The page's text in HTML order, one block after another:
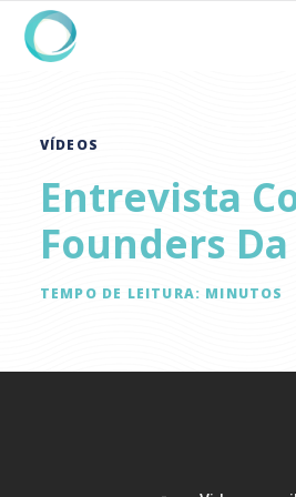
VÍDEOS
Entrevista
Founders
TEMPO DE LEITURA: MINUTOS